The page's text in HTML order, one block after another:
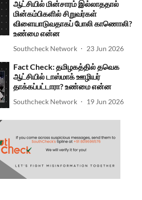
ஆட்சியில் மின்சாரம் இல்லாததால்
மின்கம்பிகளில் சிறுவர்கள்
விளையாடுவதாகப் போலி காணொலி?
உண்மை என்ன
Southcheck Network 23 Jun 2026
Fact Check: தமிழகத்தில் தவெக
ஆட்சியில் டாஸ்மாக் ஊழியர்
தாக்கப்பட்டாரா? உண்மை என்ன
Southcheck Network 19 Jun 2026